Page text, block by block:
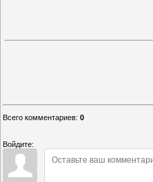
Всего комментариев: 0
Войдите: